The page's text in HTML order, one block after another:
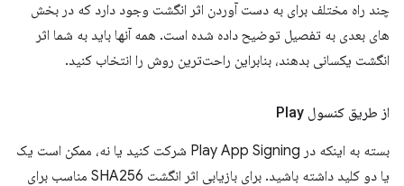
چند راه مختلف برای به دست آوردن اثر انگشت وجود دارد که در بخش
های بعدی به تفصیل توضیح داده شده است. همه آنها باید به شما اثر
انگشت یکسانی بدهند، بنابراین راحت‌ترین روش را انتخاب کنید.
از طریق کنسول Play
بسته به اینکه در Play App Signing شرکت کنید یا نه، ممکن است یک
یا دو کلید داشته باشید. برای بازیابی اثر انگشت SHA256 مناسب برای